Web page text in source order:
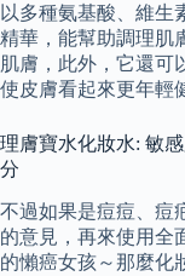
以多種氨基酸、維生
精華，能幫助調理肌
肌膚，此外，它還可
使皮膚看起來更年輕
理膚寶水化妝水: 敏
分
不過如果是痘痘、痘
的意見，再來使用全
的懶癌女孩～那麼化